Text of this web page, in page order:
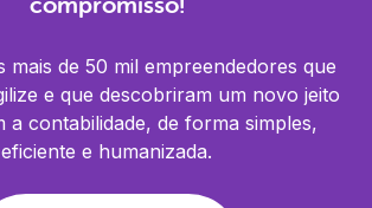
mais de 50 mil empreendedores que
e que descobriram um novo jeito
a contabilidade, de forma simples,
eficiente e humanizada.